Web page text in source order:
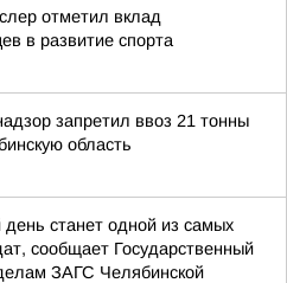
отметил вклад
в развитие спорта
запретил ввоз 21 тонны
область
станет одной из самых
сообщает Государственный
ЗАГС Челябинской